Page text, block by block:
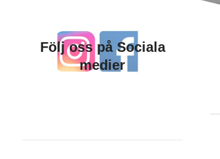
Följ oss på Sociala
medier